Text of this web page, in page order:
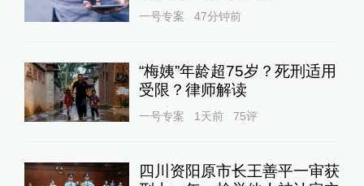
一号专案 47分钟前
“梅姨”年龄超75岁？死刑适用
受限？律师解读
一号专案 1天前 75评
四川资阳原市长王善平一审获